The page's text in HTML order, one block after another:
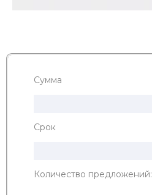
Сумма
Срок
Количество предложений: